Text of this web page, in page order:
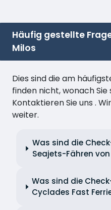
Häufig gestellte
Milos
Dies sind die am
finden nicht, wonach
Kontaktieren Sie uns .
weiter.
Was sind die
Seajets-Fähren
Was sind die
Cyclades Fast